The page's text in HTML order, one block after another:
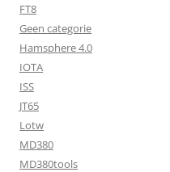
FT8
Geen categorie
Hamsphere 4.0
IOTA
ISS
JT65
Lotw
MD380
MD380tools